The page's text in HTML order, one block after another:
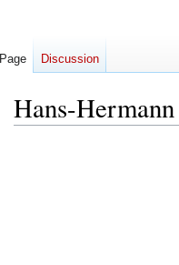
Hans-
Page Discussion